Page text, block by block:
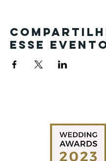
esse